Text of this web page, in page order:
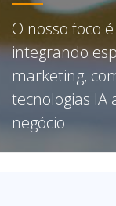
O nosso foco
integrando
marketing,
tecnologias IA
negócio.